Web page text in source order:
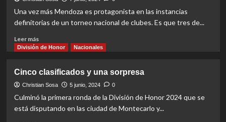
Regatas
en
final
Una vez más Mendoza es protagonista en las instancias
definitorias de un torneo nacional de clubes. Es que tres de...
Leer másRead
more
de
sorpresas
y
batacazo
en
División de Honor Nacionales
Cinco clasificados y una sorpresa
Christian Sosa 5 junio, 2024 0
Culminó la primera ronda de la División de Honor 2024 que se
está disputando en las ciudad de Montecarlo y...